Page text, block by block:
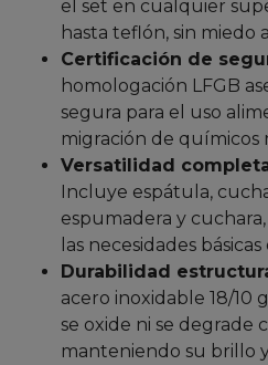
el set en cualquier
hasta teflón, sin miedo
Certificación de
homologación LFGB
segura para el uso
migración de químicos
Versatilidad
Incluye espátula,
espumadera y
las necesidades
Durabilidad
acero inoxidable 18/10
se oxide ni se degrade
manteniendo su brillo